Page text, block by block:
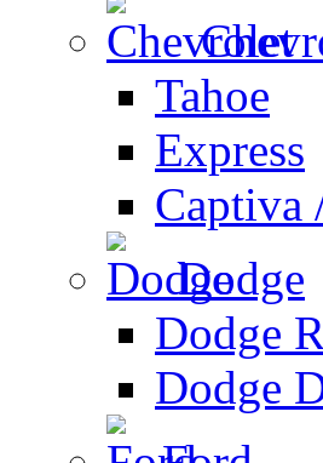
Tahoe
Express
Captiva
Dodge
Dodge
Dodge